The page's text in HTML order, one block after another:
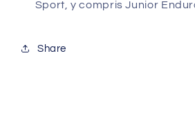
Sport, y compris Junior
Share